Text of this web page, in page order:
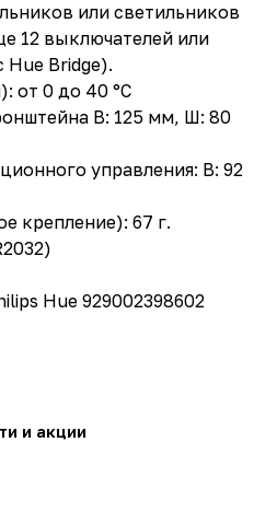
или светильников
12 выключателей или
Hue Bridge).
от 0 до 40 °C
В: 125 мм, Ш: 80
управления: В: 92
крепление): 67 г.
Hue 929002398602
и акции